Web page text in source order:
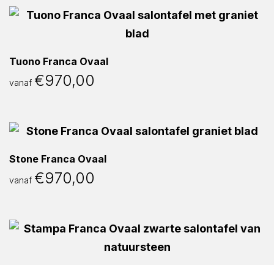
Tuono Franca Ovaal
vanaf €970,00
Stone Franca Ovaal
vanaf €970,00